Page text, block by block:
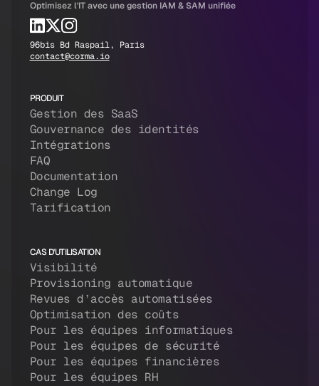
Optimisez l'IT avec une gestion IAM & SAM unifiée
96bis Bd Raspail, Paris
contact@corma.io
PRODUIT
Gestion des SaaS
Gouvernance des identités
Intégrations
FAQ
Documentation
Change Log
Tarification
CAS D'UTILISATION
Visibilité
Provisioning automatique
Revues d’accès automatisées
Optimisation des coûts
Pour les équipes informatiques
Pour les équipes de sécurité
Pour les équipes financières
Pour les équipes RH